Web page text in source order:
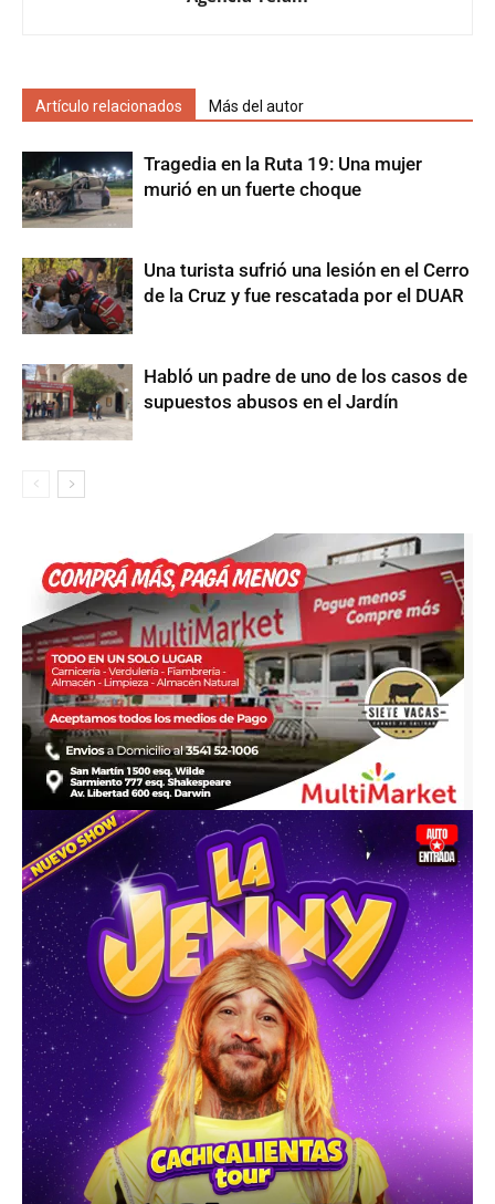
Artículo relacionados Más del autor
Tragedia en la Ruta 19: Una mujer
murió en un fuerte choque
Una turista sufrió una lesión en el Cerro
de la Cruz y fue rescatada por el DUAR
Habló un padre de uno de los casos de
supuestos abusos en el Jardín